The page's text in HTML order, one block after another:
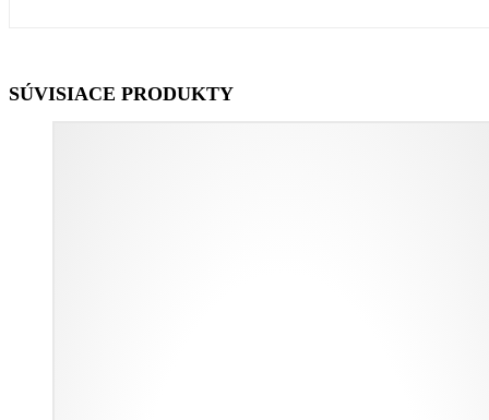
SÚVISIACE PRODUKTY